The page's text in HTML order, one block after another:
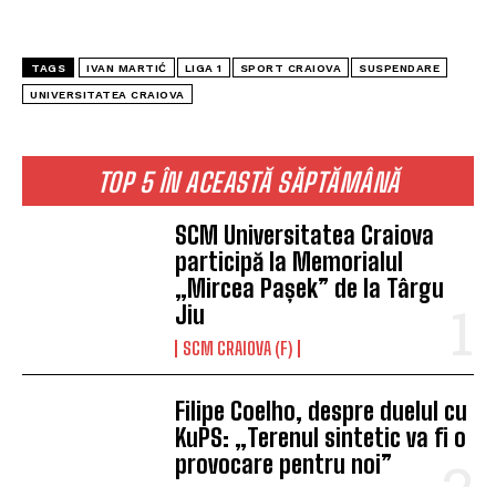
TOP 5 ÎN ACEASTĂ SĂPTĂMÂNĂ
SCM Universitatea Craiova
participă la Memorialul
„Mircea Pașek” de la Târgu
Jiu
SCM CRAIOVA (F)
Filipe Coelho, despre duelul cu
KuPS: „Terenul sintetic va fi o
provocare pentru noi”
TAGS IVAN MARTIĆ LIGA 1 SPORT CRAIOVA SUSPENDARE
UNIVERSITATEA CRAIOVA